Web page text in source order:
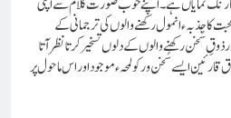
رنگ نمایاں ہے۔ اپنے خو ب صورت کلام سے اپنی
کا جذبہ ء انمول رکھنے والوں کی ترجمانی کے
سُخن رکھنے والوں کے دلوں تسخیر کرتا نظر آتا
ایسے سُخن ور کو لمحہء موجود اور اس ماحول پر